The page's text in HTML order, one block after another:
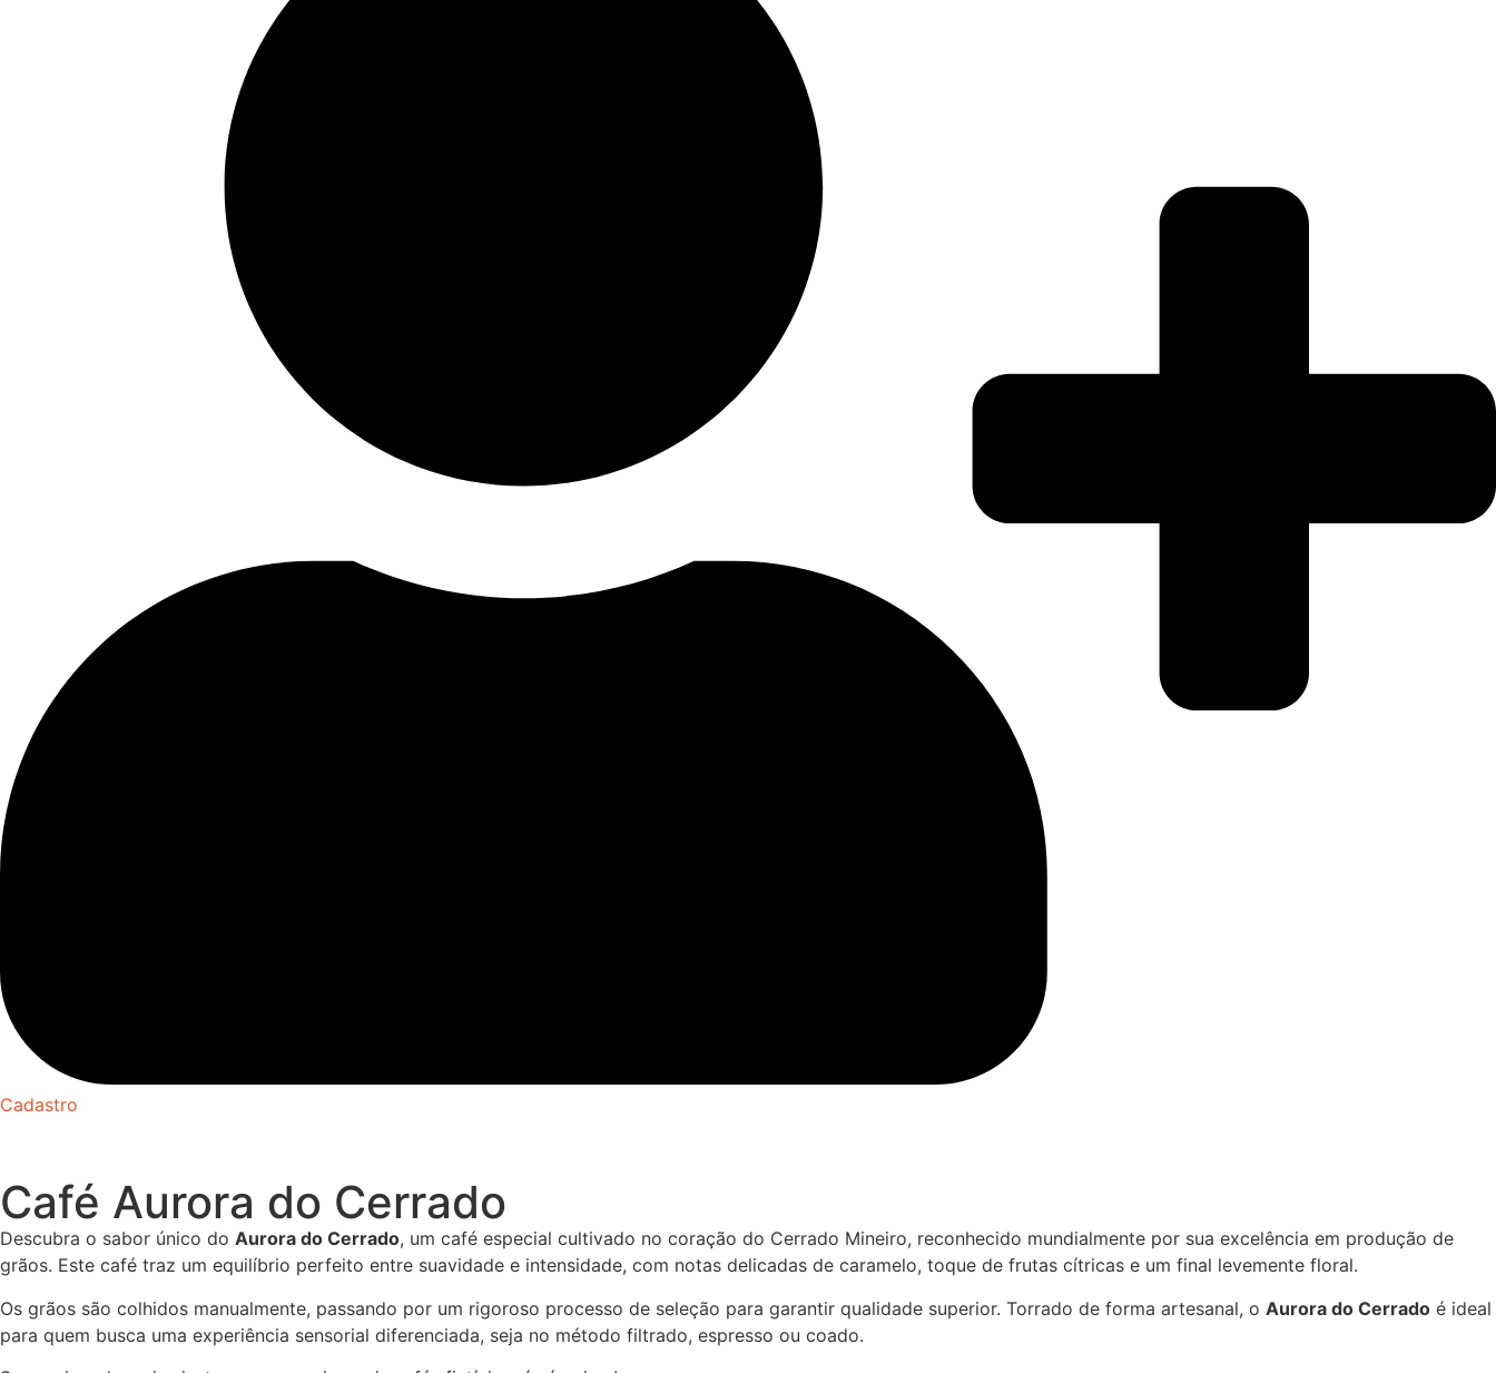
Cadastro
Café Aurora do Cerrado
Descubra o sabor único do Aurora do Cerrado, um café especial cultivado no coração do Cerrado Mineiro, reconhecido mundialmente por sua excelência em produção de
grãos. Este café traz um equilíbrio perfeito entre suavidade e intensidade, com notas delicadas de caramelo, toque de frutas cítricas e um final levemente floral.
Os grãos são colhidos manualmente, passando por um rigoroso processo de seleção para garantir qualidade superior. Torrado de forma artesanal, o Aurora do Cerrado é ideal
para quem busca uma experiência sensorial diferenciada, seja no método filtrado, espresso ou coado.